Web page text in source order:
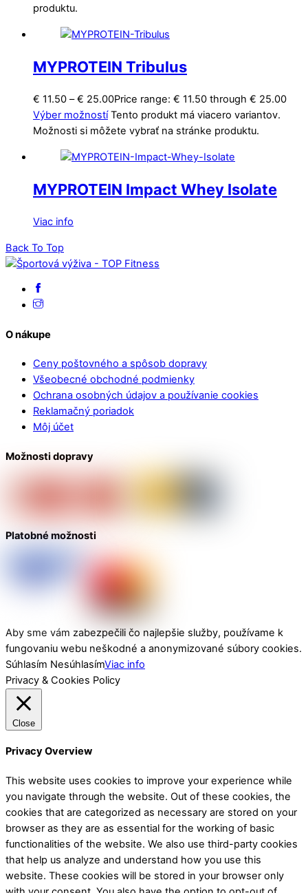
produktu.
MYPROTEIN Tribulus
€ 11.50 – € 25.00Price range: € 11.50 through € 25.00
Výber možností Tento produkt má viacero variantov.
Možnosti si môžete vybrať na stránke produktu.
MYPROTEIN Impact Whey Isolate
Viac info
Back To Top
O nákupe
Ceny poštovného a spôsob dopravy
Všeobecné obchodné podmienky
Ochrana osobných údajov a používanie cookies
Reklamačný poriadok
Môj účet
Možnosti dopravy
Platobné možnosti
Aby sme vám zabezpečili čo najlepšie služby, používame k
fungovaniu webu neškodné a anonymizované súbory cookies.
Súhlasím NesúhlasímViac info
Privacy & Cookies Policy
Close
Privacy Overview
This website uses cookies to improve your experience while
you navigate through the website. Out of these cookies, the
cookies that are categorized as necessary are stored on your
browser as they are as essential for the working of basic
functionalities of the website. We also use third-party cookies
that help us analyze and understand how you use this
website. These cookies will be stored in your browser only